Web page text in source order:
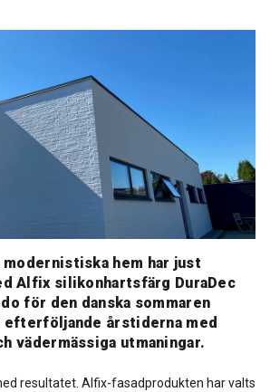
skötsel
modernistiska hem har just
Alfix silikonhartsfärg DuraDec
för den danska sommaren
efterföljande årstiderna med
vädermässiga utmaningar.
resultatet. Alfix-fasadprodukten har valts